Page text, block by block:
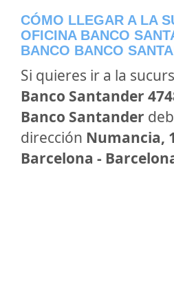
CÓMO LLEGAR A LA
OFICINA BANCO
BANCO BANCO
Si quieres ir a la
Banco Santander
Banco Santander
dirección Numancia,
Barcelona -